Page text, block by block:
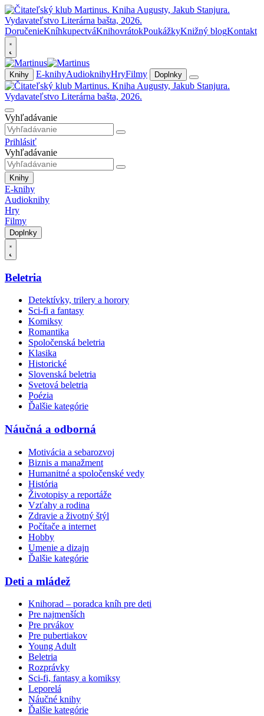
DoručenieKníhkupectváKnihovrátokPoukážkyKnižný blogKontakt
Knihy E-knihyAudioknihyHryFilmy Doplnky
Vyhľadávanie
Prihlásiť
Vyhľadávanie
Knihy
E-knihy
Audioknihy
Hry
Filmy
Doplnky
Beletria
Detektívky, trilery a horory
Sci-fi a fantasy
Komiksy
Romantika
Spoločenská beletria
Klasika
Historické
Slovenská beletria
Svetová beletria
Poézia
Ďalšie kategórie
Náučná a odborná
Motivácia a sebarozvoj
Biznis a manažment
Humanitné a spoločenské vedy
História
Životopisy a reportáže
Vzťahy a rodina
Zdravie a životný štýl
Počítače a internet
Hobby
Umenie a dizajn
Ďalšie kategórie
Deti a mládež
Knihorad – poradca kníh pre deti
Pre najmenších
Pre prvákov
Pre pubertiakov
Young Adult
Beletria
Rozprávky
Sci-fi, fantasy a komiksy
Leporelá
Náučné knihy
Ďalšie kategórie